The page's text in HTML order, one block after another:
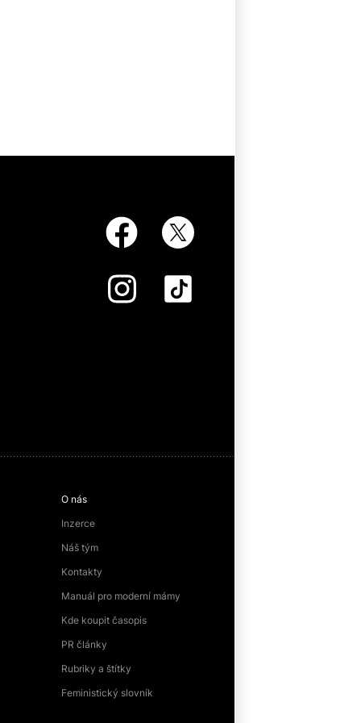
O nás
Inzerce
Náš tým
Kontakty
Manuál pro moderní mámy
Kde koupit časopis
PR články
Rubriky a štítky
Feministický slovník